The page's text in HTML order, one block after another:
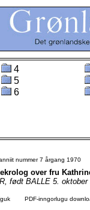
4
5
6
nummer 7 årgang 1970
over fru
født BALLE 5. oktober
PDF-inngorlugu